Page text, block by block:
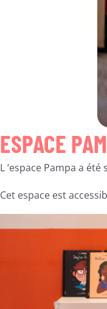
ESPACE
L ‘espace Pampa a
Cet espace est